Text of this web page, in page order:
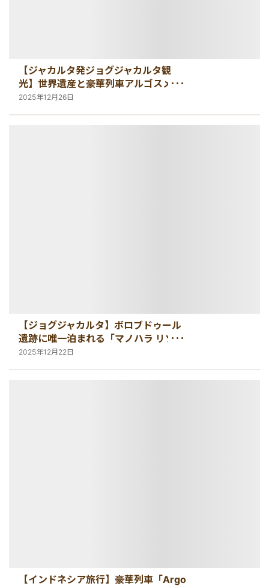
【ジャカルタ発ジョグジャカルタ観
光】世界遺産と豪華列車アルゴスメル
を満喫する1泊2日
2025年12月26日
【ジョグジャカルタ】ボロブドゥール
遺跡に唯一泊まれる「マノハラ リゾー
ト」
2025年12月22日
【インドネシア旅行】豪華列車「Argo